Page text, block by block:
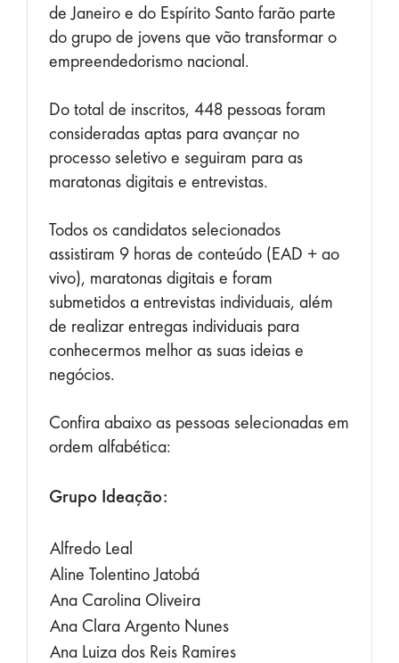
de Janeiro e do Espírito Santo farão parte
do grupo de jovens que vão transformar o
empreendedorismo nacional.
Do total de inscritos, 448 pessoas foram
consideradas aptas para avançar no
processo seletivo e seguiram para as
maratonas digitais e entrevistas.
Todos os candidatos selecionados
assistiram 9 horas de conteúdo (EAD + ao
vivo), maratonas digitais e foram
submetidos a entrevistas individuais, além
de realizar entregas individuais para
conhecermos melhor as suas ideias e
negócios.
Confira abaixo as pessoas selecionadas em
ordem alfabética:
Grupo Ideação:
Alfredo Leal
Aline Tolentino Jatobá
Ana Carolina Oliveira
Ana Clara Argento Nunes
Ana Luiza dos Reis Ramires